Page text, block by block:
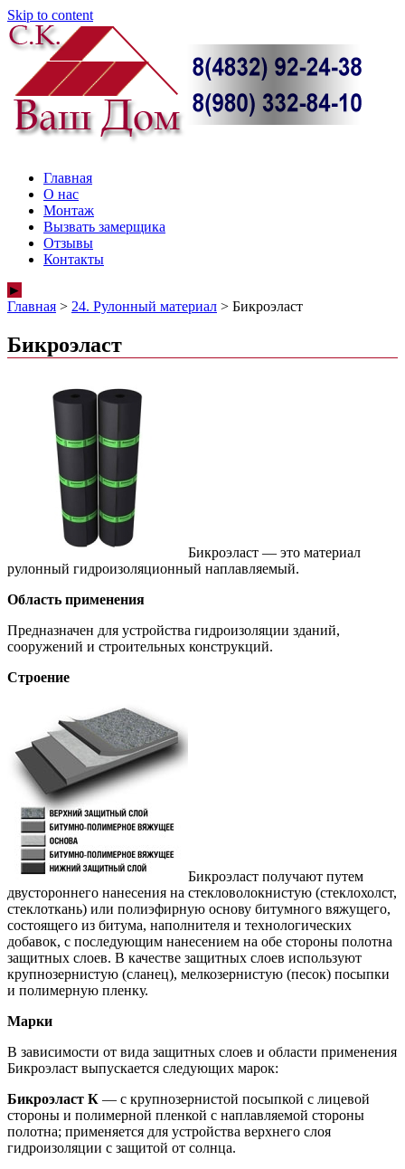
Skip to content
Главная
О нас
Монтаж
Вызвать замерщика
Отзывы
Контакты
►
Главная > 24. Рулонный материал > Бикроэласт
Бикроэласт
Бикроэласт — это материал
рулонный гидроизоляционный наплавляемый.
Область применения
Предназначен для устройства гидроизоляции зданий,
сооружений и строительных конструкций.
Строение
Бикроэласт получают путем
двустороннего нанесения на стекловолокнистую (стеклохолст,
стеклоткань) или полиэфирную основу битумного вяжущего,
состоящего из битума, наполнителя и технологических
добавок, с последующим нанесением на обе стороны полотна
защитных слоев. В качестве защитных слоев используют
крупнозернистую (сланец), мелкозернистую (песок) посыпки
и полимерную пленку.
Марки
В зависимости от вида защитных слоев и области применения
Бикроэласт выпускается следующих марок:
Бикроэласт К — с крупнозернистой посыпкой с лицевой
стороны и полимерной пленкой с наплавляемой стороны
полотна; применяется для устройства верхнего слоя
гидроизоляции с защитой от солнца.